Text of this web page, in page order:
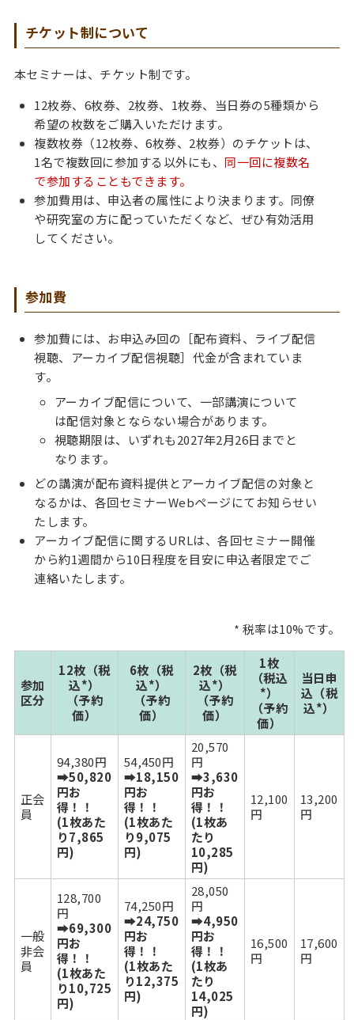
チケット制について
本セミナーは、チケット制です。
12枚券、6枚券、2枚券、1枚券、当日券の5種類から
希望の枚数をご購入いただけます。
複数枚券（12枚券、6枚券、2枚券）のチケットは、
1名で複数回に参加する以外にも、 同一回に複数名
で参加することもできます。
参加費用は、申込者の属性により決まります。同僚
や研究室の方に配っていただくなど、ぜひ有効活用
してください。
参加費
参加費には、お申込み回の［配布資料、ライブ配信
視聴、アーカイブ配信視聴］代金が含まれていま
す。
アーカイブ配信について、一部講演について
は配信対象とならない場合があります。
視聴期限は、いずれも2027年2月26日までと
なります。
どの講演が配布資料提供とアーカイブ配信の対象と
なるかは、各回セミナーWebページにてお知らせい
たします。
アーカイブ配信に関するURLは、各回セミナー開催
から約1週間から10日程度を目安に申込者限定でご
連絡いたします。
* 税率は10%です。
参加
区分
12枚（税
込*）
（予約
価）
6枚（税
込*）
（予約
価）
2枚（税
込*）
（予約
価）
1枚
（税込
*）
（予約
価）
当日申
込（税
込*）
正会
員
94,380円
➡50,820
円お
得！！
(1枚あた
り7,865
円)
54,450円
➡18,150
円お
得！！
(1枚あた
り9,075
円)
20,570
円
➡3,630
円お
得！！
(1枚あ
たり
10,285
円)
12,100
円
13,200
円
一般
非会
員
128,700
円
➡69,300
円お
得！！
(1枚あた
り10,725
円)
74,250円
➡24,750
円お
得！！
(1枚あた
り12,375
円)
28,050
円
➡4,950
円お
得！！
(1枚あ
たり
14,025
円)
16,500
円
17,600
円